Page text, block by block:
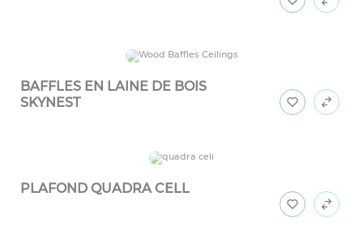
BAFFLES EN LAINE DE BOIS
SKYNEST
PLAFOND QUADRA CELL